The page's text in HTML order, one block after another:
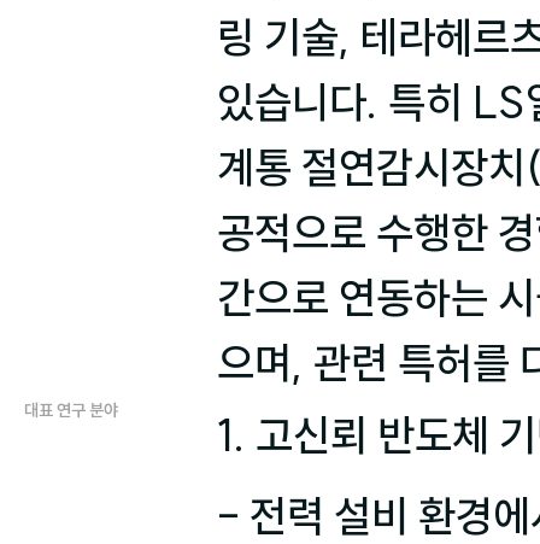
링 기술, 테라헤르
있습니다. 특히 LS
계통 절연감시장
공적으로 수행한
간으로 연동하는
으며, 관련 특허를
대표 연구 분야
1. 고신뢰 반도체
- 전력 설비 환경